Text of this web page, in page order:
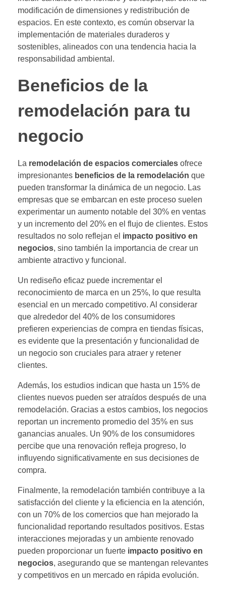
modificación de dimensiones y redistribución de
espacios. En este contexto, es común observar la
implementación de materiales duraderos y
sostenibles, alineados con una tendencia hacia la
responsabilidad ambiental.
Beneficios de la
remodelación para tu
negocio
La remodelación de espacios comerciales ofrece
impresionantes beneficios de la remodelación que
pueden transformar la dinámica de un negocio. Las
empresas que se embarcan en este proceso suelen
experimentar un aumento notable del 30% en ventas
y un incremento del 20% en el flujo de clientes. Estos
resultados no solo reflejan el impacto positivo en
negocios, sino también la importancia de crear un
ambiente atractivo y funcional.
Un rediseño eficaz puede incrementar el
reconocimiento de marca en un 25%, lo que resulta
esencial en un mercado competitivo. Al considerar
que alrededor del 40% de los consumidores
prefieren experiencias de compra en tiendas físicas,
es evidente que la presentación y funcionalidad de
un negocio son cruciales para atraer y retener
clientes.
Además, los estudios indican que hasta un 15% de
clientes nuevos pueden ser atraídos después de una
remodelación. Gracias a estos cambios, los negocios
reportan un incremento promedio del 35% en sus
ganancias anuales. Un 90% de los consumidores
percibe que una renovación refleja progreso, lo
influyendo significativamente en sus decisiones de
compra.
Finalmente, la remodelación también contribuye a la
satisfacción del cliente y la eficiencia en la atención,
con un 70% de los comercios que han mejorado la
funcionalidad reportando resultados positivos. Estas
interacciones mejoradas y un ambiente renovado
pueden proporcionar un fuerte impacto positivo en
negocios, asegurando que se mantengan relevantes
y competitivos en un mercado en rápida evolución.